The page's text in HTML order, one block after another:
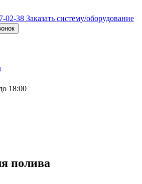
02-38 Заказать систему/оборудование
18:00
полива